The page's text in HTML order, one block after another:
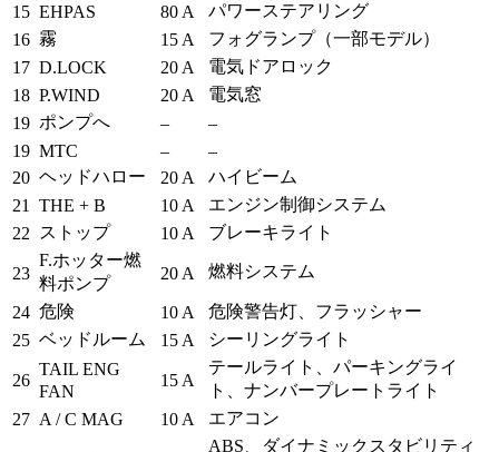
15 EHPAS 80 A
パワーステアリング
16 霧 15 A
フォグランプ（一部モデル）
17 D.LOCK 20 A
電気ドアロック
18 P.WIND 20 A
電気窓
19 ポンプへ –
–
19 MTC –
–
20 ヘッドハロー 20 A
ハイビーム
21
THE + B 10 A
エンジン制御システム
22
ストップ 10 A ブレーキライト
23
F.ホッター燃
料ポンプ
20 A 燃料システム
24 危険 10 A
危険警告灯、フラッシャー
25 ベッドルーム 15 A シーリングライト
26
TAIL ENG
FAN
15 A
テールライト、パーキングライ
ト、ナンバープレートライト
27 A / C MAG 10 A エアコン
ABS、ダイナミックスタビリティ